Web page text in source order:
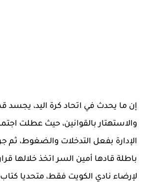
إن ما يحدث في اتحاد كرة اليد، يجسد
والاستهتار بالقوانين، حيث عطلت
الإدارة بفعل التدخلات والضغوط، ثم
باطلة قادها أمين السر اتخذ خلالها
لإرضاء نادي الكويت فقط، متحديا كتاب